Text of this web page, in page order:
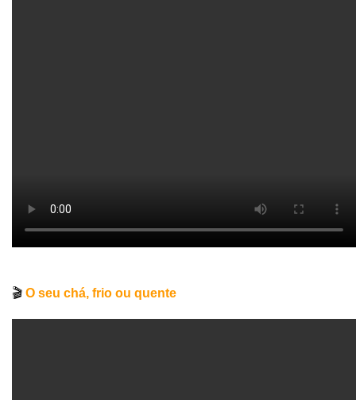
🎬 O seu chá, frio ou quente